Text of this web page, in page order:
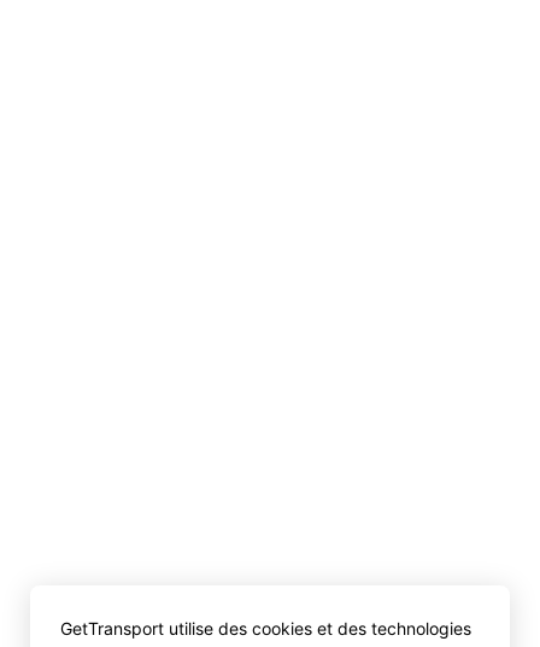
GetTransport utilise des cookies et des technologies